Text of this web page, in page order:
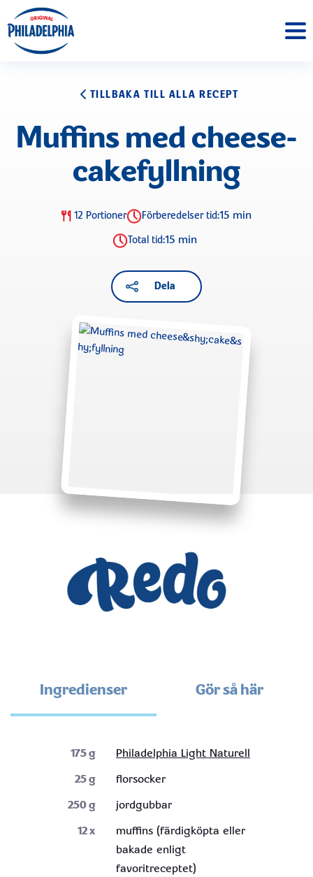
TILLBAKA TILL ALLA RECEPT
Muffins med cheese­
cake­fyllning
12 Portioner Förberedelser tid:15 min
Total tid:15 min
Dela
Ingredienser Gör så här
175g
Philadelphia Light Naturell
25g
florsocker
250g
jordgubbar
12x
muffins (färdigköpta eller
bakade enligt
favoritreceptet)